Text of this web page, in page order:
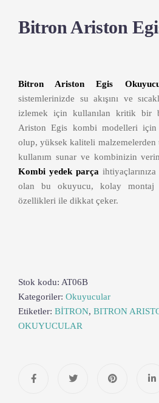
Bitron Ariston
Bitron Ariston Egis
sistemlerinizde su akışını ve
izlemek için kullanılan kritik bir
Ariston Egis kombi modelleri için
olup, yüksek kaliteli
kullanım sunar ve kombinizin
Kombi yedek parça
olan bu okuyucu, kolay montaj
özellikleri ile dikkat çeker.
Stok kodu: AT06B
Kategoriler: Okuyucular
Etiketler: BİTRON, BITRON
OKUYUCULAR